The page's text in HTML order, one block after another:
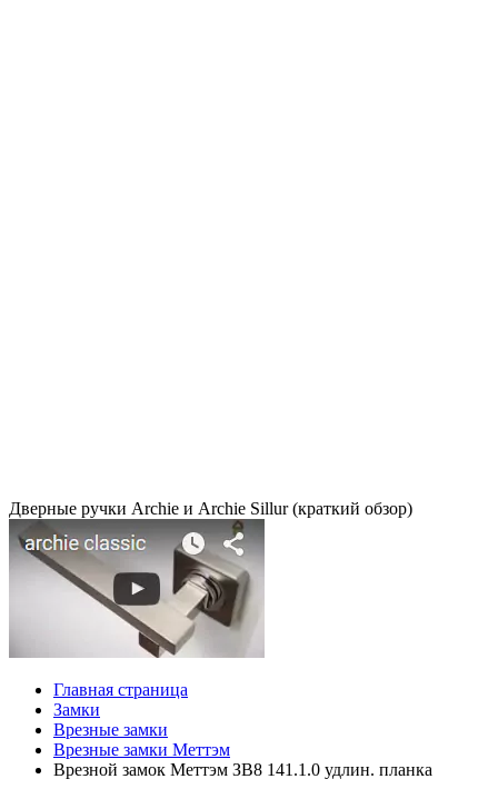
Дверные ручки Archie и Archie Sillur (краткий обзор)
Главная страница
Замки
Врезные замки
Врезные замки Меттэм
Врезной замок Меттэм ЗВ8 141.1.0 удлин. планка